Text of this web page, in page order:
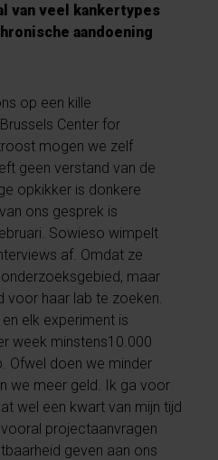
van veel kankertypes
aandoening
op een kille
Center for
mogen we zelf
geen verstand van de
opkikker is donkere
ons gesprek is
Sowieso wimpelt
af. Omdat ze
maar
haar lab te zoeken.
elk experiment is
week minstens10.000
Ofwel doen we minder
we meer geld. Ik ga voor
wel een kwart van mijn tijd
projectaanvragen
geven aan ons